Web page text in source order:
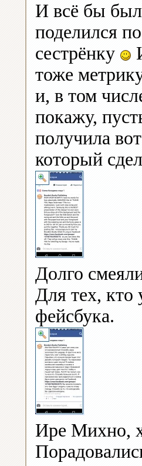
И всё бы
поделился
сестрёнку
тоже
и, в том
покажу,
получила
который
Долго
Для тех, кто
фейсбука.
Ире Михно,